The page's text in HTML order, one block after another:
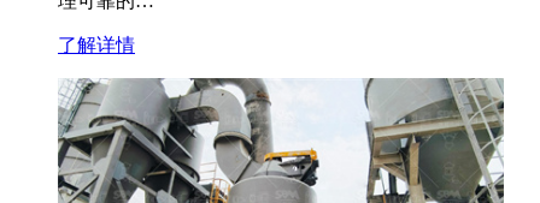
了解详情